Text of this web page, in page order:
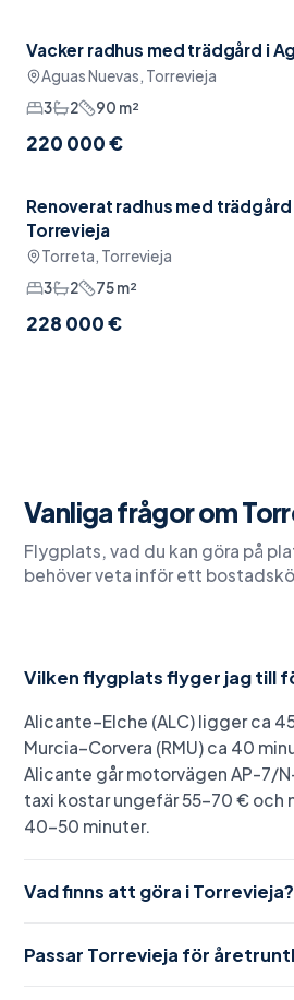
Reserverad Möblerat
Vacker radhus med trädgård i
Aguas Nuevas, Torrevieja
3
2 90 m²
220 000 €
Pool
Renoverat radhus med
Torrevieja
Torreta, Torrevieja
3
2 75m²
228 000 €
Vanliga frågor om
Flygplats, vad du kan göra på
behöver veta inför ett
Vilken flygplats flyger jag till
Alicante–Elche (ALC) ligger ca
Murcia–Corvera (RMU) ca 40
Alicante går motorvägen AP-7/
taxi kostar ungefär 55–70 € och
40–50 minuter.
Vad finns att göra i Torrevieja?
Passar Torrevieja för